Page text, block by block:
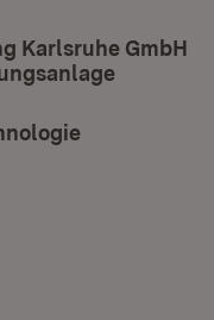
Karlsruhe GmbH